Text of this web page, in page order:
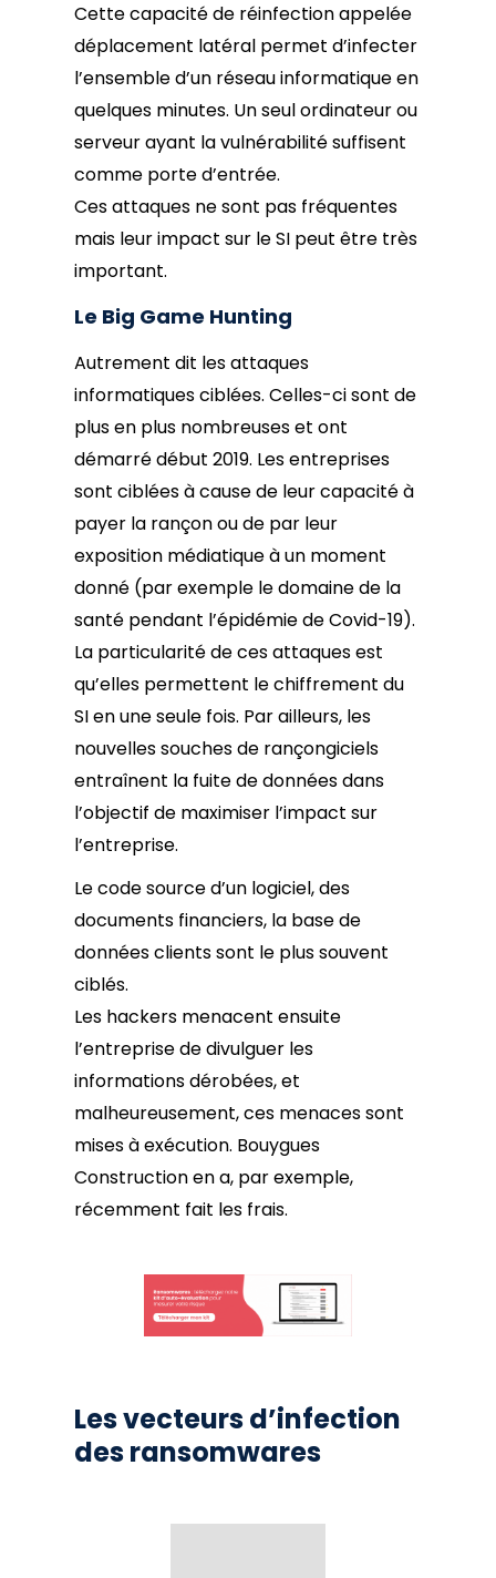
Cette capacité de réinfection appelée
déplacement latéral permet d’infecter
l’ensemble d’un réseau informatique en
quelques minutes. Un seul ordinateur ou
serveur ayant la vulnérabilité suffisent
comme porte d’entrée.
Ces attaques ne sont pas fréquentes
mais leur impact sur le SI peut être très
important.
Le Big Game Hunting
Autrement dit les attaques
informatiques ciblées. Celles-ci sont de
plus en plus nombreuses et ont
démarré début 2019. Les entreprises
sont ciblées à cause de leur capacité à
payer la rançon ou de par leur
exposition médiatique à un moment
donné (par exemple le domaine de la
santé pendant l’épidémie de Covid-19).
La particularité de ces attaques est
qu’elles permettent le chiffrement du
SI en une seule fois. Par ailleurs, les
nouvelles souches de rançongiciels
entraînent la fuite de données dans
l’objectif de maximiser l’impact sur
l’entreprise.
Le code source d’un logiciel, des
documents financiers, la base de
données clients sont le plus souvent
ciblés.
Les hackers menacent ensuite
l’entreprise de divulguer les
informations dérobées, et
malheureusement, ces menaces sont
mises à exécution. Bouygues
Construction en a, par exemple,
récemment fait les frais.
Les vecteurs d’infection
des ransomwares